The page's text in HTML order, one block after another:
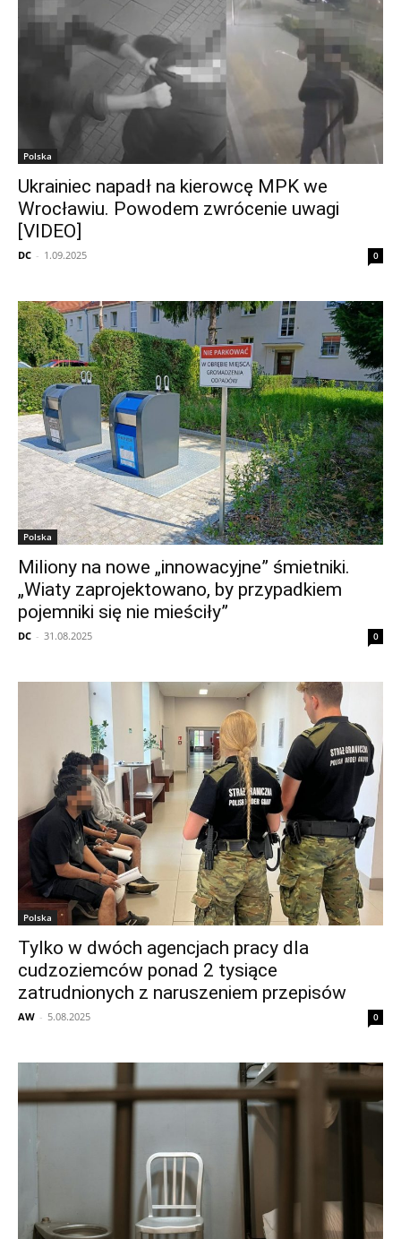
Polska
Ukrainiec napadł na kierowcę MPK we
Wrocławiu. Powodem zwrócenie uwagi
[VIDEO]
DC - 1.09.2025 0
Polska
Miliony na nowe „innowacyjne” śmietniki.
„Wiaty zaprojektowano, by przypadkiem
pojemniki się nie mieściły”
DC - 31.08.2025 0
Polska
Tylko w dwóch agencjach pracy dla
cudzoziemców ponad 2 tysiące
zatrudnionych z naruszeniem przepisów
AW - 5.08.2025 0